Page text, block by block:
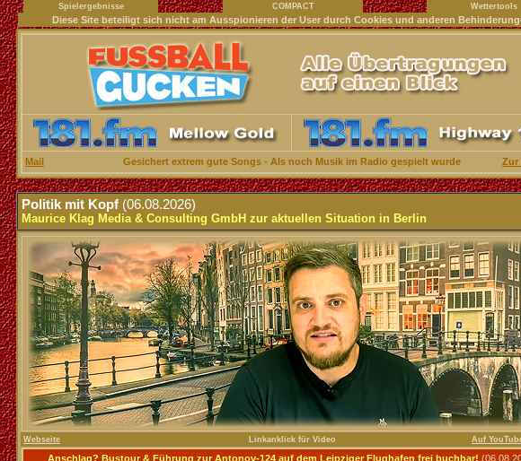
Spielergebnisse COMPACT Wettertools
Diese Site beteiligt sich nicht am Ausspionieren der User durch Cookies und anderen
Mail Gesichert extrem gute Songs - Als noch Musik im Radio gespielt wurde Zur
.
Politik mit Kopf (06.08.2026)
Maurice Klag Media & Consulting GmbH zur aktuellen Situation in Berlin
Webseite Linkanklick für Video Auf
Anschlag? Bustour & Führung zur Antonov-124 auf dem Leipziger Flughafen frei buchbar!